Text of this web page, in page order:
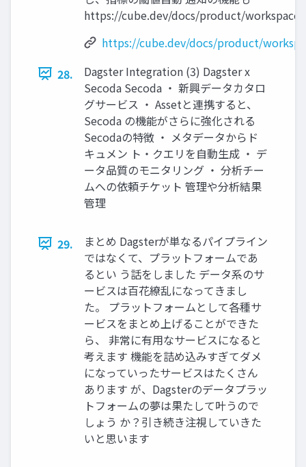
https://cube.dev/docs/product/
https://cube.dev/docs/product/
28.
Dagster Integration (3) Dagster x
Secoda Secoda ・ 新興データカタロ
グサービス ・ Assetと連携すると、
Secoda の機能がさらに強化される
Secodaの特徴 ・ メタデータからド
キュメン ト・クエリを自動生成 ・ デ
ータ品質のモニタリング ・ 分析チー
ムへの依頼チケット 管理や分析結果
管理
29.
まとめ Dagsterが単なるパイプライン
ではなくて、プラットフォームであ
るとい う話をしました データ系のサ
ービスは百花繚乱になってきまし
た。 プラットフォームとして各種サ
ービスをまとめ上げることができた
ら、 非常に有用なサービスになると
考えます 機能を詰め込みすぎてダメ
になっていったサービスはたくさん
あります が、Dagsterのデータプラッ
トフォームの夢は果たして叶うので
しょう か？引き続き注視していきた
いと思います